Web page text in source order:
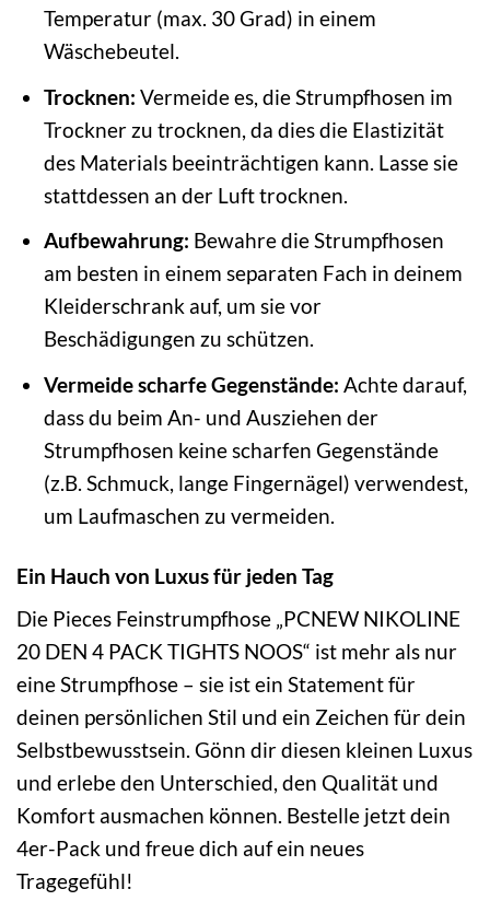
Temperatur (max. 30 Grad) in einem
Wäschebeutel.
Trocknen: Vermeide es, die Strumpfhosen im
Trockner zu trocknen, da dies die Elastizität
des Materials beeinträchtigen kann. Lasse sie
stattdessen an der Luft trocknen.
Aufbewahrung: Bewahre die Strumpfhosen
am besten in einem separaten Fach in deinem
Kleiderschrank auf, um sie vor
Beschädigungen zu schützen.
Vermeide scharfe Gegenstände: Achte darauf,
dass du beim An- und Ausziehen der
Strumpfhosen keine scharfen Gegenstände
(z.B. Schmuck, lange Fingernägel) verwendest,
um Laufmaschen zu vermeiden.
Ein Hauch von Luxus für jeden Tag
Die Pieces Feinstrumpfhose „PCNEW NIKOLINE
20 DEN 4 PACK TIGHTS NOOS“ ist mehr als nur
eine Strumpfhose – sie ist ein Statement für
deinen persönlichen Stil und ein Zeichen für dein
Selbstbewusstsein. Gönn dir diesen kleinen Luxus
und erlebe den Unterschied, den Qualität und
Komfort ausmachen können. Bestelle jetzt dein
4er-Pack und freue dich auf ein neues
Tragegefühl!